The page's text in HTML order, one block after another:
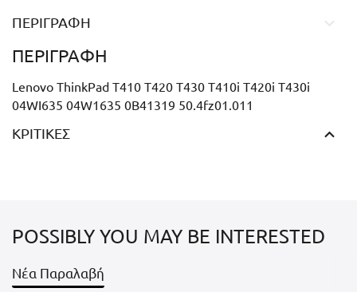
ΠΕΡΙΓΡΑΦΉ
ΠΕΡΙΓΡΑΦΉ
Lenovo ThinkPad T410 T420 T430 T410i T420i T430i
04WI635 04W1635 0B41319 50.4fz01.011
ΚΡΙΤΙΚΈΣ
POSSIBLY YOU MAY BE INTERESTED
Νέα Παραλαβή